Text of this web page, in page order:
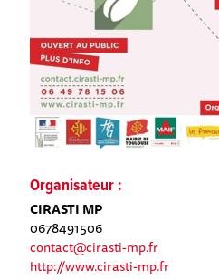
Organisateur :
CIRASTI MP
0678491506
contact@cirasti-mp.fr
http://www.cirasti-mp.fr